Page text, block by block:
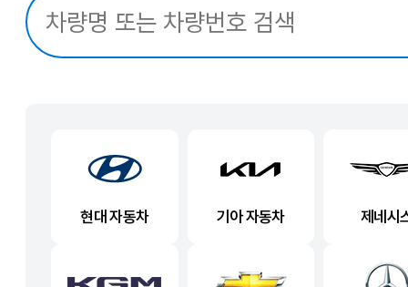
현대 자동차 기아 자동차 제네시